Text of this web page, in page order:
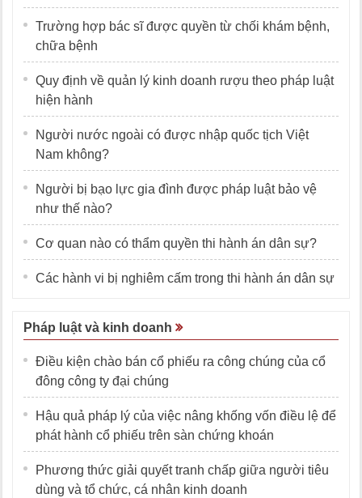
Trường hợp bác sĩ được quyền từ chối khám bệnh,
chữa bệnh
Quy định về quản lý kinh doanh rượu theo pháp luật
hiện hành
Người nước ngoài có được nhập quốc tịch Việt
Nam không?
Người bị bạo lực gia đình được pháp luật bảo vệ
như thế nào?
Cơ quan nào có thẩm quyền thi hành án dân sự?
Các hành vi bị nghiêm cấm trong thi hành án dân sự
Pháp luật và kinh doanh
Điều kiện chào bán cổ phiếu ra công chúng của cổ
đông công ty đại chúng
Hậu quả pháp lý của việc nâng khống vốn điều lệ để
phát hành cổ phiếu trên sàn chứng khoán
Phương thức giải quyết tranh chấp giữa người tiêu
dùng và tổ chức, cá nhân kinh doanh